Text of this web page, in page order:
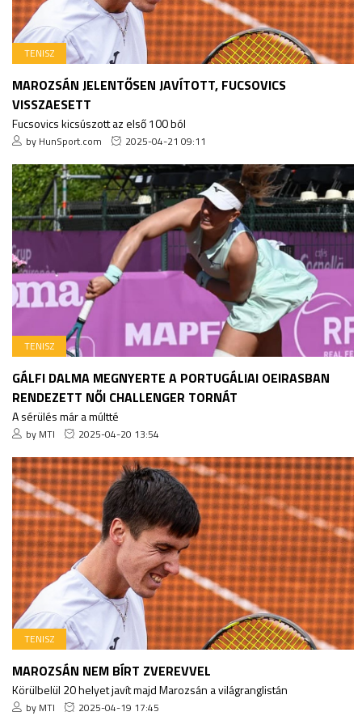
TENISZ
MAROZSÁN JELENTŐSEN JAVÍTOTT, FUCSOVICS
VISSZAESETT
Fucsovics kicsúszott az első 100 ból
by HunSport.com 2025-04-21 09:11
TENISZ
GÁLFI DALMA MEGNYERTE A PORTUGÁLIAI OEIRASBAN
RENDEZETT NŐI CHALLENGER TORNÁT
A sérülés már a múltté
by MTI 2025-04-20 13:54
TENISZ
MAROZSÁN NEM BÍRT ZVEREVVEL
Körülbelül 20 helyet javít majd Marozsán a világranglistán
by MTI 2025-04-19 17:45